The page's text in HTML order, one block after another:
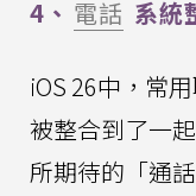
4、 電話 系統
iOS 26中，常
被整合到了一
所期待的「通